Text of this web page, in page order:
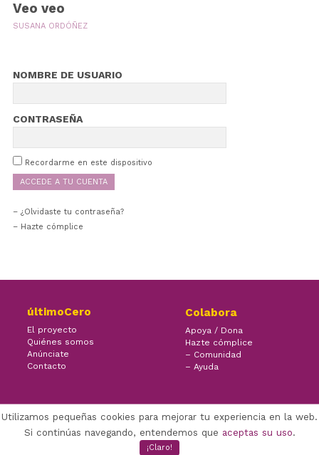
Veo veo
SUSANA ORDÓÑEZ
NOMBRE DE USUARIO
CONTRASEÑA
Recordarme en este dispositivo
¿Olvidaste tu contraseña?
– Hazte cómplice
últimoCero
El proyecto
Quiénes somos
Anúnciate
Contacto
Colabora
Apoya / Dona
Hazte cómplice
– Comunidad
– Ayuda
Facebook Twitter Youtube
(CC) ÚLTIMOCERO | 2022
Utilizamos pequeñas cookies para mejorar tu experiencia en la web.
Si continúas navegando, entendemos que aceptas su uso.
¡Claro!